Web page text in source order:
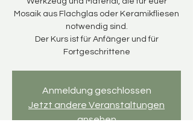
Mosaik aus Flachglas oder Keramikfliesen
notwendig sind.
Der Kurs ist für Anfänger und für
Fortgeschrittene
Anmeldung geschlossen
Jetzt andere Veranstaltungen
ansehen